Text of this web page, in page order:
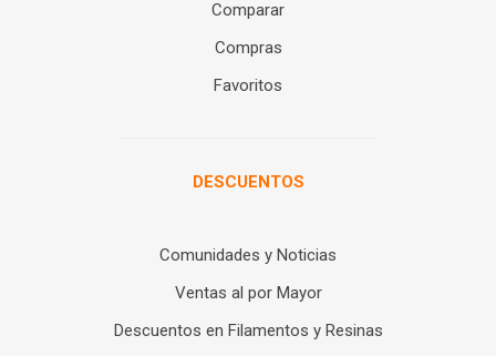
Comparar
Compras
Favoritos
DESCUENTOS
Comunidades y Noticias
Ventas al por Mayor
Descuentos en Filamentos y Resinas